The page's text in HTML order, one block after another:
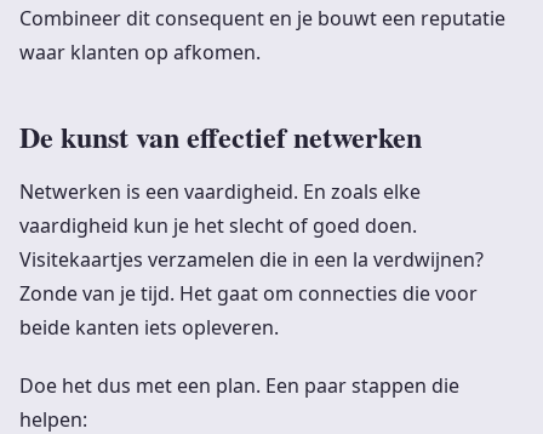
Combineer dit consequent en je bouwt een reputatie
waar klanten op afkomen.
De kunst van effectief netwerken
Netwerken is een vaardigheid. En zoals elke
vaardigheid kun je het slecht of goed doen.
Visitekaartjes verzamelen die in een la verdwijnen?
Zonde van je tijd. Het gaat om connecties die voor
beide kanten iets opleveren.
Doe het dus met een plan. Een paar stappen die
helpen: